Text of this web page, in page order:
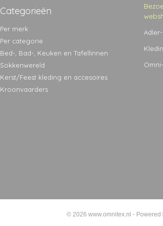
Categorieën
Per merk
Per categorie
Bed-, Bad-, Keuken en Tafellinnen
Sokkenwereld
Kerst/Feest kleding en accesoires
Kroonvaarders
© 2026 www.omnitex.nl - Powered